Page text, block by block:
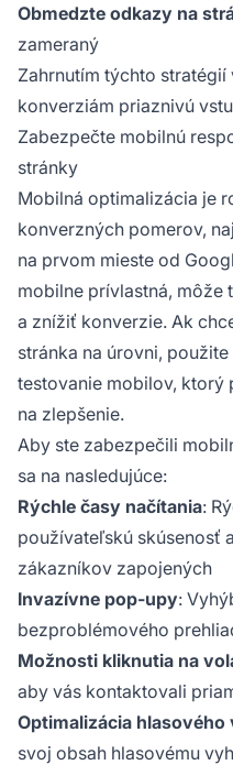
Obmedzte odkazy na
zameraný
Zahrnutím týchto
konverziám priaznivú
Zabezpečte mobilnú
stránky
Mobilná optimalizácia je
konverzných pomerov,
na prvom mieste od
mobilne prívlastná, môže
a znížiť konverzie. Ak
stránka na úrovni,
testovanie mobilov, ktorý
na zlepšenie.
Aby ste zabezpečili
sa na nasledujúce:
Rýchle časy načítania:
používateľskú skúsenosť
zákazníkov zapojených
Invazívne pop-upy:
bezproblémového
Možnosti kliknutia na
aby vás kontaktovali
Optimalizácia
svoj obsah hlasovému